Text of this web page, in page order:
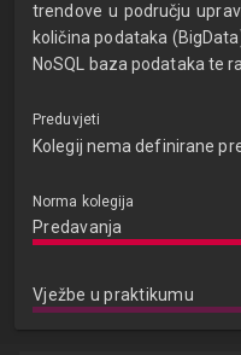
trendove u području
količina podataka
NoSQL baza podataka te
Preduvjeti
Kolegij nema definirane
Norma kolegija
Predavanja
Vježbe u praktikumu